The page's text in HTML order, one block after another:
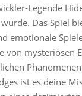
Legende
Das Spiel
emotionale
von mysteriösen
ist es deine